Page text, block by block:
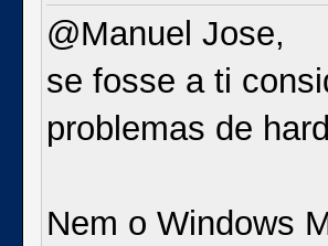
@Manuel Jose,
se fosse a ti
problemas de
Nem o Windows